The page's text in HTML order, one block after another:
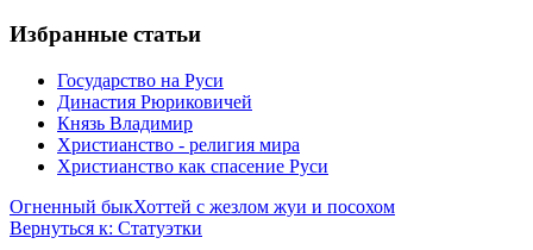
Избранные статьи
Государство на Руси
Династия Рюриковичей
Князь Владимир
Христианство - религия мира
Христианство как спасение Руси
Огненный быкХоттей с жезлом жуи и посохом
Вернуться к: Статуэтки